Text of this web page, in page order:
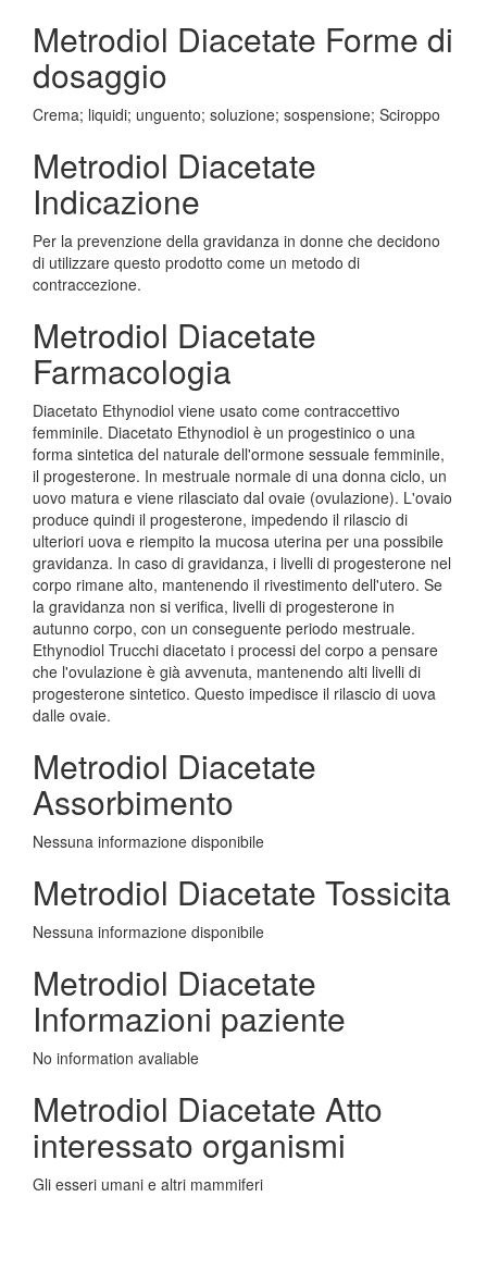
Metrodiol Diacetate Forme di
dosaggio
Crema; liquidi; unguento; soluzione; sospensione; Sciroppo
Metrodiol Diacetate
Indicazione
Per la prevenzione della gravidanza in donne che decidono
di utilizzare questo prodotto come un metodo di
contraccezione.
Metrodiol Diacetate
Farmacologia
Diacetato Ethynodiol viene usato come contraccettivo
femminile. Diacetato Ethynodiol è un progestinico o una
forma sintetica del naturale dell'ormone sessuale femminile,
il progesterone. In mestruale normale di una donna ciclo, un
uovo matura e viene rilasciato dal ovaie (ovulazione). L'ovaio
produce quindi il progesterone, impedendo il rilascio di
ulteriori uova e riempito la mucosa uterina per una possibile
gravidanza. In caso di gravidanza, i livelli di progesterone nel
corpo rimane alto, mantenendo il rivestimento dell'utero. Se
la gravidanza non si verifica, livelli di progesterone in
autunno corpo, con un conseguente periodo mestruale.
Ethynodiol Trucchi diacetato i processi del corpo a pensare
che l'ovulazione è già avvenuta, mantenendo alti livelli di
progesterone sintetico. Questo impedisce il rilascio di uova
dalle ovaie.
Metrodiol Diacetate
Assorbimento
Nessuna informazione disponibile
Metrodiol Diacetate Tossicita
Nessuna informazione disponibile
Metrodiol Diacetate
Informazioni paziente
No information avaliable
Metrodiol Diacetate Atto
interessato organismi
Gli esseri umani e altri mammiferi